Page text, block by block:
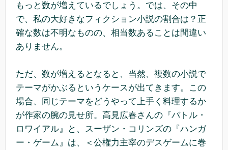
もっと数が増えているでしょう。では、その中
で、私の大好きなフィクション小説の割合は？正
確な数は不明なものの、相当数あることは間違い
ありません。
ただ、数が増えるとなると、当然、複数の小説で
テーマがかぶるというケースが出てきます。この
場合、同じテーマをどうやって上手く料理するか
が作家の腕の見せ所。高見広春さんの『バトル・
ロワイアル』と、スーザン・コリンズの『ハンガ
ー・ゲーム』は、＜公権力主宰のデスゲームに巻